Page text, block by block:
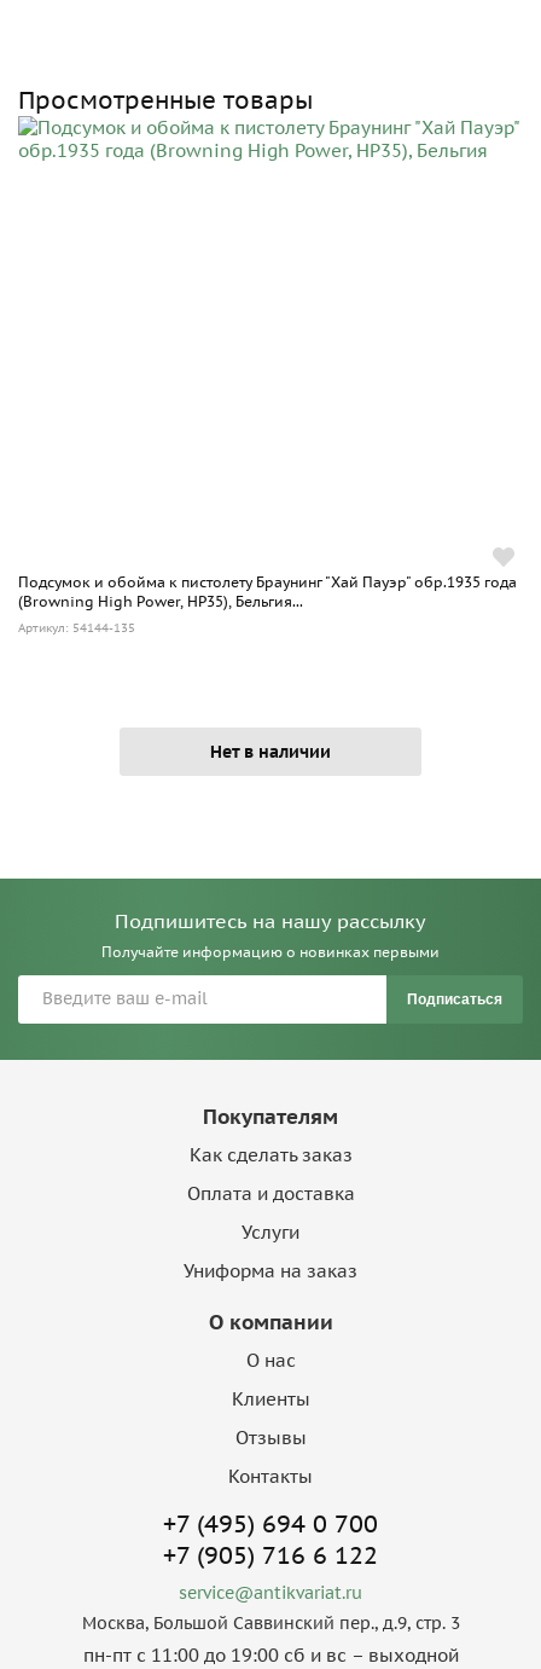
Просмотренные товары
Подсумок и обойма к пистолету Браунинг "Хай Пауэр" обр.1935 года
(Browning High Power, HP35), Бельгия...
Артикул: 54144-135
Нет в наличии
Подпишитесь на нашу рассылку
Получайте информацию о новинках первыми
Подписаться
Покупателям
Как сделать заказ
Оплата и доставка
Услуги
Униформа на заказ
О компании
О нас
Клиенты
Отзывы
Контакты
+7 (495) 694 0 700
+7 (905) 716 6 122
service@antikvariat.ru
Москва, Большой Саввинский пер., д.9, стр. 3
пн-пт с 11:00 до 19:00 сб и вс – выходной